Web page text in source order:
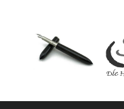
springen